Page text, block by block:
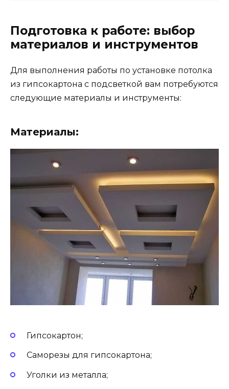
Подготовка к работе: выбор
материалов и инструментов
Для выполнения работы по установке потолка
из гипсокартона с подсветкой вам потребуются
следующие материалы и инструменты:
Материалы:
Гипсокартон;
Саморезы для гипсокартона;
Уголки из металла;